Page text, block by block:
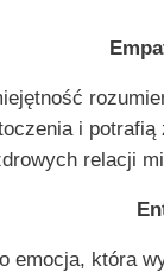
i
relacji
emocja, która